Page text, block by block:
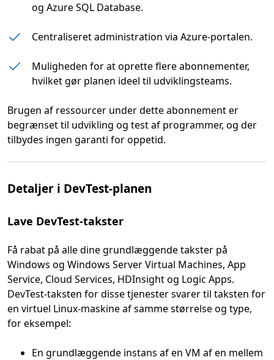
og Azure SQL Database.
Centraliseret administration via Azure-portalen.
Muligheden for at oprette flere abonnementer,
hvilket gør planen ideel til udviklingsteams.
Brugen af ressourcer under dette abonnement er
begrænset til udvikling og test af programmer, og der
tilbydes ingen garanti for oppetid.
Detaljer i DevTest-planen
Lave DevTest-takster
Få rabat på alle dine grundlæggende takster på
Windows og Windows Server Virtual Machines, App
Service, Cloud Services, HDInsight og Logic Apps.
DevTest-taksten for disse tjenester svarer til taksten for
en virtuel Linux-maskine af samme størrelse og type,
for eksempel:
En grundlæggende instans af en VM af en mellem